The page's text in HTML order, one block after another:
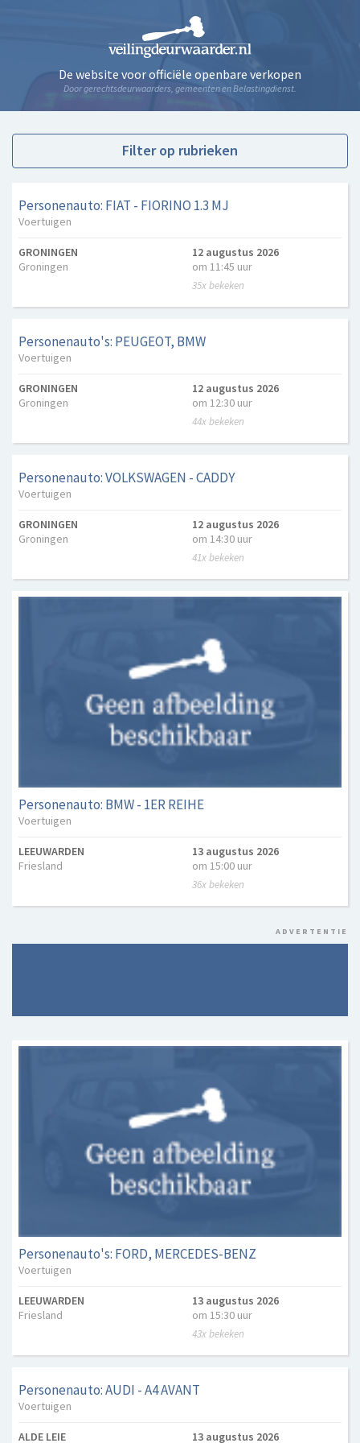
De website voor officiële openbare verkopen
Door gerechtsdeurwaarders, gemeenten en Belastingdienst.
Filter op rubrieken
Personenauto: FIAT - FIORINO 1.3 MJ
Voertuigen
GRONINGEN
Groningen
12 augustus 2026
om 11:45 uur
35x bekeken
Personenauto's: PEUGEOT, BMW
Voertuigen
GRONINGEN
Groningen
12 augustus 2026
om 12:30 uur
44x bekeken
Personenauto: VOLKSWAGEN - CADDY
Voertuigen
GRONINGEN
Groningen
12 augustus 2026
om 14:30 uur
41x bekeken
Personenauto: BMW - 1ER REIHE
Voertuigen
LEEUWARDEN
Friesland
13 augustus 2026
om 15:00 uur
36x bekeken
ADVERTENTIE
Personenauto's: FORD, MERCEDES-BENZ
Voertuigen
LEEUWARDEN
Friesland
13 augustus 2026
om 15:30 uur
43x bekeken
Personenauto: AUDI - A4 AVANT
Voertuigen
ALDE LEIE 13 augustus 2026